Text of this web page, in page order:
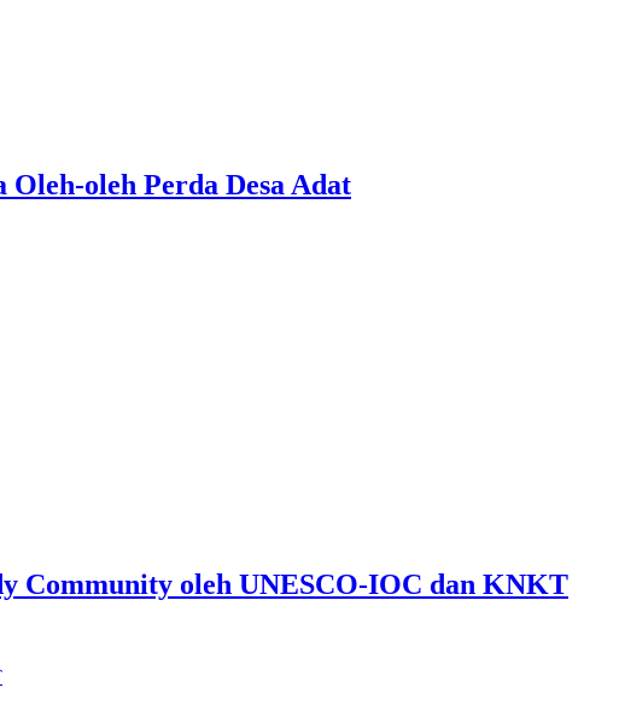
oleh Perda Desa Adat
Community oleh UNESCO-IOC dan KNKT